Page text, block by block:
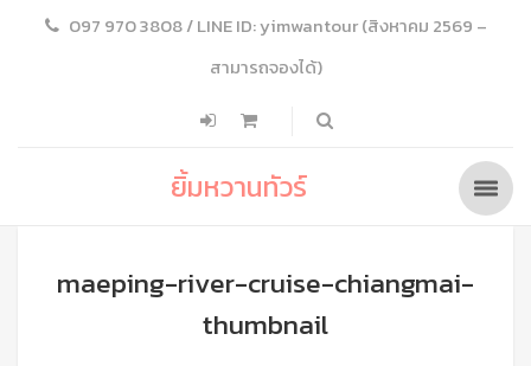
097 970 3808 / LINE ID: yimwantour (สิงหาคม 2569 –
สามารถจองได้)
ยิ้มหวานทัวร์
maeping-river-cruise-chiangmai-
thumbnail